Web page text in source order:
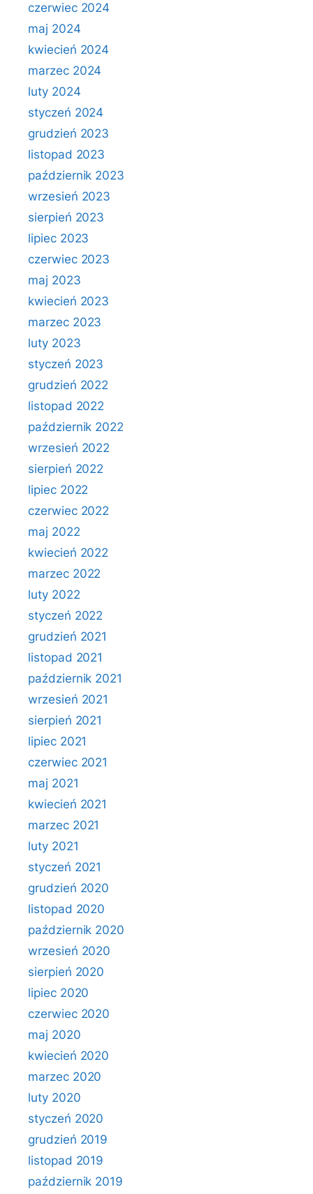
czerwiec 2024
maj 2024
kwiecień 2024
marzec 2024
luty 2024
styczeń 2024
grudzień 2023
listopad 2023
październik 2023
wrzesień 2023
sierpień 2023
lipiec 2023
czerwiec 2023
maj 2023
kwiecień 2023
marzec 2023
luty 2023
styczeń 2023
grudzień 2022
listopad 2022
październik 2022
wrzesień 2022
sierpień 2022
lipiec 2022
czerwiec 2022
maj 2022
kwiecień 2022
marzec 2022
luty 2022
styczeń 2022
grudzień 2021
listopad 2021
październik 2021
wrzesień 2021
sierpień 2021
lipiec 2021
czerwiec 2021
maj 2021
kwiecień 2021
marzec 2021
luty 2021
styczeń 2021
grudzień 2020
listopad 2020
październik 2020
wrzesień 2020
sierpień 2020
lipiec 2020
czerwiec 2020
maj 2020
kwiecień 2020
marzec 2020
luty 2020
styczeń 2020
grudzień 2019
listopad 2019
październik 2019